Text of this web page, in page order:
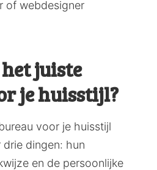
of webdesigner
juiste
je huisstijl?
voor je huisstijl
dingen: hun
en de persoonlijke